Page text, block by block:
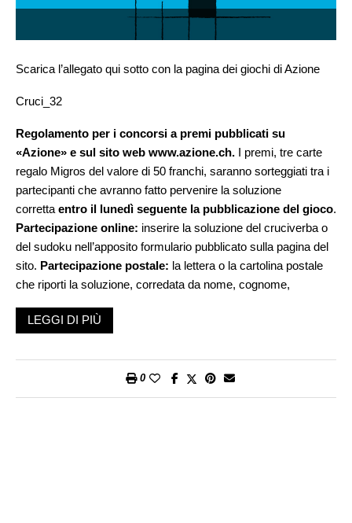
Scarica l’allegato qui sotto con la pagina dei giochi di Azione
Cruci_32
Regolamento per i concorsi a premi pubblicati su
«Azione» e sul sito web www.azione.ch. I premi, tre carte
regalo Migros del valore di 50 franchi, saranno sorteggiati tra i
partecipanti che avranno fatto pervenire la soluzione
corretta entro il lunedì seguente la pubblicazione del gioco.
Partecipazione online: inserire la soluzione del cruciverba o
del sudoku nell’apposito formulario pubblicato sulla pagina del
sito. Partecipazione postale: la lettera o la cartolina postale
che riporti la soluzione, corredata da nome, cognome,
«Redazione Azione, Concorsi, C.P. 6315, 6901 Lugano». Non
escluse. Non è possibile un pagamento in contanti dei premi. I
vincitori saranno avvertiti per iscritto. Partecipazione riservata
esclusivamente a lettori che risiedono in Svizzera.
LEGGI DI PIÙ
0